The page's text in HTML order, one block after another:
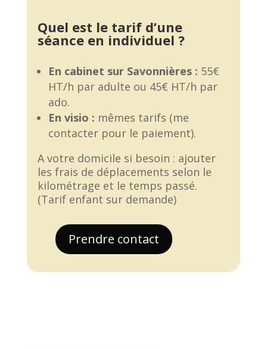
Quel est le tarif d’une
séance en individuel ?
En cabinet sur Savonnières : 55€
HT/h par adulte ou 45€ HT/h par
ado.
En visio : mêmes tarifs (me
contacter pour le paiement).
A votre domicile si besoin : ajouter
les frais de déplacements selon le
kilométrage et le temps passé.
(Tarif enfant sur demande)
Prendre contact